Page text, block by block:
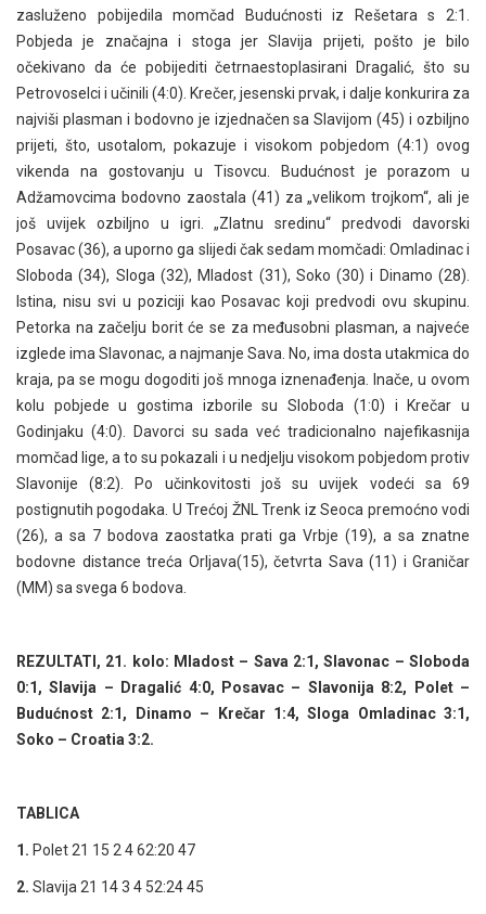
zasluženo pobijedila momčad Budućnosti iz Rešetara s 2:1.
Pobjeda je značajna i stoga jer Slavija prijeti, pošto je bilo
očekivano da će pobijediti četrnaestoplasirani Dragalić, što su
Petrovoselci i učinili (4:0). Krečer, jesenski prvak, i dalje konkurira za
najviši plasman i bodovno je izjednačen sa Slavijom (45) i ozbiljno
prijeti, što, usotalom, pokazuje i visokom pobjedom (4:1) ovog
vikenda na gostovanju u Tisovcu. Budućnost je porazom u
Adžamovcima bodovno zaostala (41) za „velikom trojkom“, ali je
još uvijek ozbiljno u igri. „Zlatnu sredinu“ predvodi davorski
Posavac (36), a uporno ga slijedi čak sedam momčadi: Omladinac i
Sloboda (34), Sloga (32), Mladost (31), Soko (30) i Dinamo (28).
Istina, nisu svi u poziciji kao Posavac koji predvodi ovu skupinu.
Petorka na začelju borit će se za međusobni plasman, a najveće
izglede ima Slavonac, a najmanje Sava. No, ima dosta utakmica do
kraja, pa se mogu dogoditi još mnoga iznenađenja. Inače, u ovom
kolu pobjede u gostima izborile su Sloboda (1:0) i Krečar u
Godinjaku (4:0). Davorci su sada već tradicionalno najefikasnija
momčad lige, a to su pokazali i u nedjelju visokom pobjedom protiv
Slavonije (8:2). Po učinkovitosti još su uvijek vodeći sa 69
postignutih pogodaka. U Trećoj ŽNL Trenk iz Seoca premoćno vodi
(26), a sa 7 bodova zaostatka prati ga Vrbje (19), a sa znatne
bodovne distance treća Orljava(15), četvrta Sava (11) i Graničar
(MM) sa svega 6 bodova.
REZULTATI, 21. kolo: Mladost – Sava 2:1, Slavonac – Sloboda
0:1, Slavija – Dragalić 4:0, Posavac – Slavonija 8:2, Polet –
Budućnost 2:1, Dinamo – Krečar 1:4, Sloga Omladinac 3:1,
Soko – Croatia 3:2.
TABLICA
1. Polet 21 15 2 4 62:20 47
2. Slavija 21 14 3 4 52:24 45